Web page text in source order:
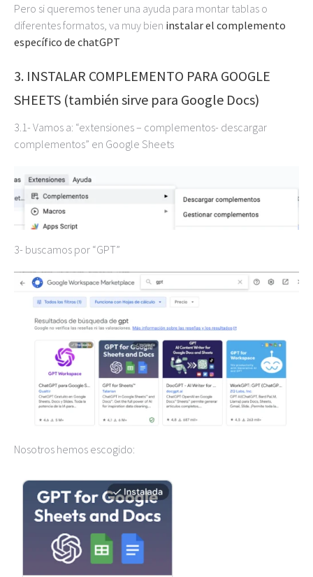
Pero si queremos tener una ayuda para montar tablas o
diferentes formatos, va muy bien instalar el complemento
específico de chatGPT
3. INSTALAR COMPLEMENTO PARA GOOGLE
SHEETS (también sirve para Google Docs)
3.1- Vamos a: “extensiones – complementos- descargar
complementos” en Google Sheets
3- buscamos por “GPT”
Nosotros hemos escogido: